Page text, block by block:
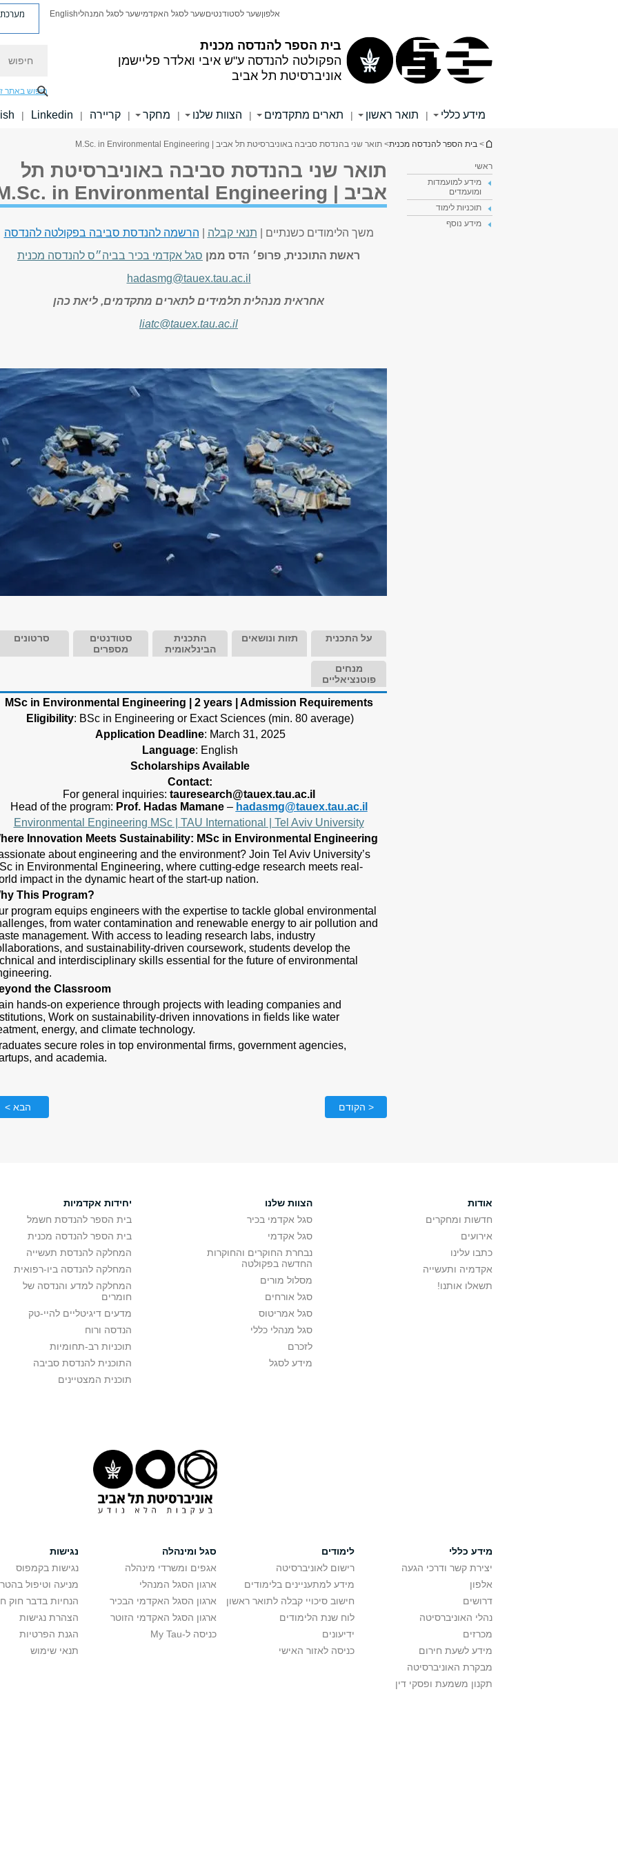
בית הספר להנדסה מכנית
הפקולטה להנדסה ע"ש איבי ואלדר פליישמן
אוניברסיטת תל אביב
אלפוןשער לסטודנטיםשער לסגל האקדמישער לסגל המנהליEnglish מערכת
חיפוש באתר
מידע כללי | תואר ראשון | תארים מתקדמים | הצוות שלנו | מחקר | קריירה |
Linkedin
|
הינך נמצא כאן
> בית הספר להנדסה מכנית> תואר שני בהנדסת סביבה באוניברסיטת תל אביב | M.Sc. in Environmental Engineering
ראשי
מידע למועמדות
ומועמדים
תוכניות לימוד
מידע נוסף
תואר שני בהנדסת סביבה באוניברסיטת תל
אביב | M.Sc. in Environmental Engineering
משך הלימודים כשנתיים | תנאי קבלה
הרשמה להנדסת סביבה בפקולטה להנדסה
ראשת התוכנית, פרופ׳ הדס ממן סגל אקדמי בכיר בביה״ס להנדסה מכנית
hadasmg@tauex.tau.ac.il
אחראית מנהלית תלמידים לתארים מתקדמים, ליאת כהן
liatc@tauex.tau.ac.il
על התכנית תזות ונושאים
התכנית
הבינלאומית
סטודנטים
מספרים
סרטונים
מנחים
פוטנציאליים
MSc in Environmental Engineering | 2 years | Admission Requirements
Eligibility: BSc in Engineering or Exact Sciences (min. 80 average)
Application Deadline: March 31, 2025
Language: English
Scholarships Available
Contact:
For general inquiries: tauresearch@tauex.tau.ac.il
Head of the program: Prof. Hadas Mamane– hadasmg@tauex.tau.ac.il
Environmental Engineering MSc | TAU International | Tel Aviv University
Innovation Meets Sustainability: MSc in Environmental Engineering
about engineering and the environment? Join Tel Aviv University’s
in Environmental Engineering, where cutting-edge research meets real-
impact in the dynamic heart of the start-up nation.
This Program?
program equips engineers with the expertise to tackle global environmental
from water contamination and renewable energy to air pollution and
management. With access to leading research labs, industry
and sustainability-driven coursework, students develop the
and interdisciplinary skills essential for the future of environmental
the Classroom
hands-on experience through projects with leading companies and
Work on sustainability-driven innovations in fields like water
energy, and climate technology.
secure roles in top environmental firms, government agencies,
and academia.
< הקודם הבא >
אודות
חדשות ומחקרים
אירועים
כתבו עלינו
אקדמיה ותעשייה
תשאלו אותנו!
הצוות שלנו
סגל אקדמי בכיר
סגל אקדמי
נבחרת החוקרים והחוקרות
החדשה בפקולטה
מסלול מורים
סגל אורחים
סגל אמריטוס
סגל מנהלי כללי
לזכרם
מידע לסגל
יחידות אקדמיות
בית הספר להנדסת חשמל
בית הספר להנדסה מכנית
המחלקה להנדסת תעשייה
המחלקה להנדסה ביו-רפואית
המחלקה למדע והנדסה של
חומרים
מדעים דיגיטליים להיי-טק
הנדסה ורוח
תוכניות רב-תחומיות
התוכנית להנדסת סביבה
תוכנית המצטיינים
מידע כללי
יצירת קשר ודרכי הגעה
אלפון
דרושים
נהלי האוניברסיטה
מכרזים
מידע לשעת חירום
מבקרת האוניברסיטה
תקנון משמעת ופסקי דין
לימודים
רישום לאוניברסיטה
מידע למתעניינים בלימודים
חישוב סיכויי קבלה לתואר ראשון
לוח שנת הלימודים
ידיעונים
כניסה לאזור האישי
סגל ומינהלה
אגפים ומשרדי מינהלה
ארגון הסגל המנהלי
ארגון הסגל האקדמי הבכיר
ארגון הסגל האקדמי הזוטר
כניסה ל-My Tau
נגישות
נגישות בקמפוס
מניעה וטיפול
הנחיות בדבר חוק
הצהרת נגישות
הגנת הפרטיות
תנאי שימוש